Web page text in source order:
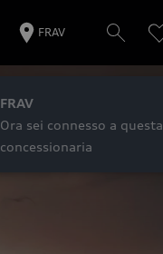
FRAV
Ora sei connesso a questa
concessionaria
FRAV